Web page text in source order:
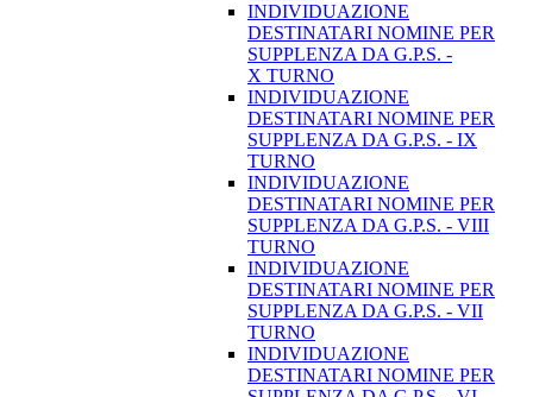
INDIVIDUAZIONE
DESTINATARI NOMINE PER
SUPPLENZA DA G.P.S. -
X TURNO
INDIVIDUAZIONE
DESTINATARI NOMINE PER
SUPPLENZA DA G.P.S. - IX
TURNO
INDIVIDUAZIONE
DESTINATARI NOMINE PER
SUPPLENZA DA G.P.S. - VIII
TURNO
INDIVIDUAZIONE
DESTINATARI NOMINE PER
SUPPLENZA DA G.P.S. - VII
TURNO
INDIVIDUAZIONE
DESTINATARI NOMINE PER